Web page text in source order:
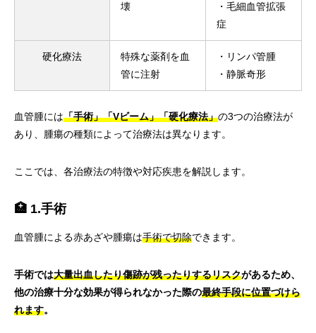
壊
・毛細血管拡張
症
硬化療法
特殊な薬剤を血
管に注射
・リンパ管腫
・静脈奇形
血管腫には「手術」「Vビーム」「硬化療法」の3つの治療法が
あり、腫瘍の種類によって治療法は異なります。
ここでは、各治療法の特徴や対応疾患を解説します。
🏥 1.手術
血管腫による赤あざや腫瘍は手術で切除できます。
手術では大量出血したり傷跡が残ったりするリスクがあるため、
他の治療十分な効果が得られなかった際の最終手段に位置づけら
れます。